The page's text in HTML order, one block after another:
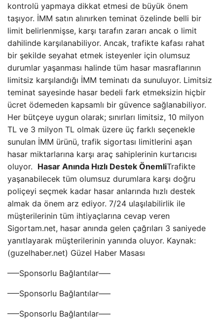
kontrolü yapmaya dikkat etmesi de büyük önem
taşıyor. İMM satın alınırken teminat özelinde belli bir
limit belirlenmişse, karşı tarafın zararı ancak o limit
dahilinde karşılanabiliyor. Ancak, trafikte kafası rahat
bir şekilde seyahat etmek isteyenler için olumsuz
durumlar yaşanması halinde tüm hasar masraflarının
limitsiz karşılandığı İMM teminatı da sunuluyor. Limitsiz
teminat sayesinde hasar bedeli fark etmeksizin hiçbir
ücret ödemeden kapsamlı bir güvence sağlanabiliyor.
Her bütçeye uygun olarak; sınırları limitsiz, 10 milyon
TL ve 3 milyon TL olmak üzere üç farklı seçenekle
sunulan İMM ürünü, trafik sigortası limitlerini aşan
hasar miktarlarına karşı araç sahiplerinin kurtarıcısı
oluyor. Hasar Anında Hızlı Destek ÖnemliTrafikte
yaşanabilecek tüm olumsuz durumlara karşı doğru
poliçeyi seçmek kadar hasar anlarında hızlı destek
almak da önem arz ediyor. 7/24 ulaşılabilirlik ile
müşterilerinin tüm ihtiyaçlarına cevap veren
Sigortam.net, hasar anında gelen çağrıları 3 saniyede
yanıtlayarak müşterilerinin yanında oluyor. Kaynak:
(guzelhaber.net) Güzel Haber Masası
—–Sponsorlu Bağlantılar—–
—–Sponsorlu Bağlantılar—–
—–Sponsorlu Bağlantılar—–